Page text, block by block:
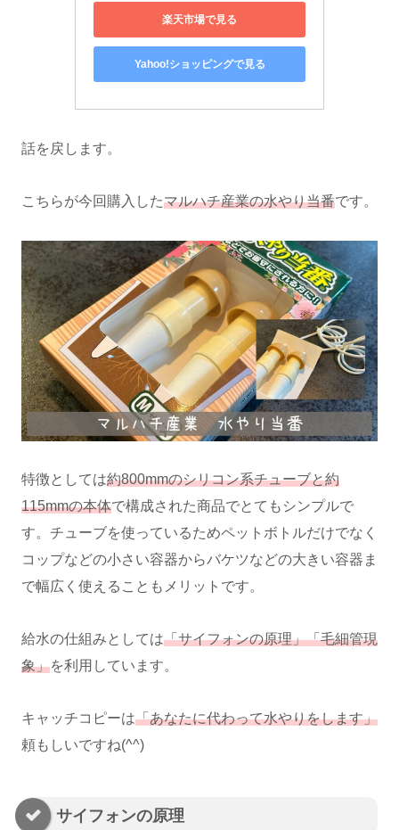
楽天市場で見る
Yahoo!ショッピングで見る
話を戻します。
こちらが今回購入したマルハチ産業の水やり当番です。
特徴としては約800mmのシリコン系チューブと約
115mmの本体で構成された商品でとてもシンプルで
す。チューブを使っているためペットボトルだけでなく
コップなどの小さい容器からバケツなどの大きい容器ま
で幅広く使えることもメリットです。
給水の仕組みとしては「サイフォンの原理」「毛細管現
象」を利用しています。
キャッチコピーは「あなたに代わって水やりをします」
頼もしいですね(^^)
サイフォンの原理